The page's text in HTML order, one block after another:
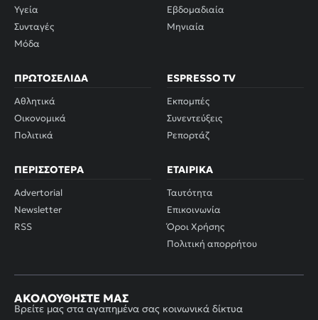
Υγεία
Συνταγές
Μόδα
Εβδομαδιαία
Μηνιαία
ΠΡΩΤΟΣΈΛΙΔΑ
Αθλητικά
Οικονομικά
Πολιτικά
ESPRESSO TV
Εκπομπές
Συνεντεύξεις
Ρεπορτάζ
ΠΕΡΙΣΣΌΤΕΡΑ
Advertorial
Newsletter
RSS
ΕΤΑΙΡΙΚΆ
Ταυτότητα
Επικοινωνία
Όροι Χρήσης
Πολιτική απορρήτου
ΑΚΟΛΟΥΘΉΣΤΕ ΜΑΣ
Βρείτε μας στα αγαπημένα σας κοινωνικά δίκτυα